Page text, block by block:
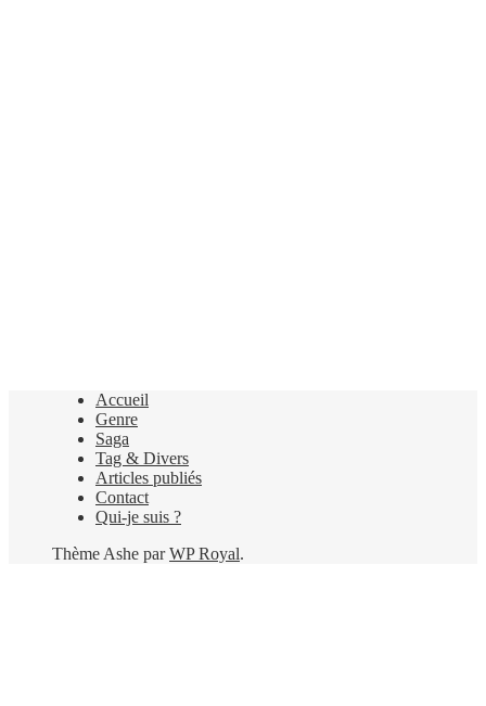
Accueil
Genre
Saga
Tag & Divers
Articles publiés
Contact
Qui-je suis ?
Thème Ashe parWP Royal.